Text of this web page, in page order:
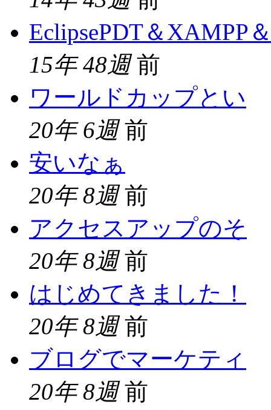
EclipsePDT＆XAMPP
15年 48週前
ワールドカップとい
20年 6週前
安いなぁ
20年 8週前
アクセスアップのそ
20年 8週前
はじめてきました！
20年 8週前
ブログでマーケティ
20年 8週前